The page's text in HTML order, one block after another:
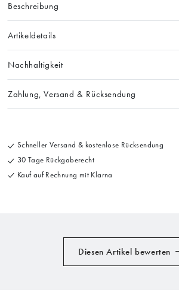
Beschreibung
Artikeldetails
Nachhaltigkeit
Zahlung, Versand & Rücksendung
Schneller Versand & kostenlose Rücksendung
30 Tage Rückgaberecht
Kauf auf Rechnung mit Klarna
Diesen Artikel bewerten